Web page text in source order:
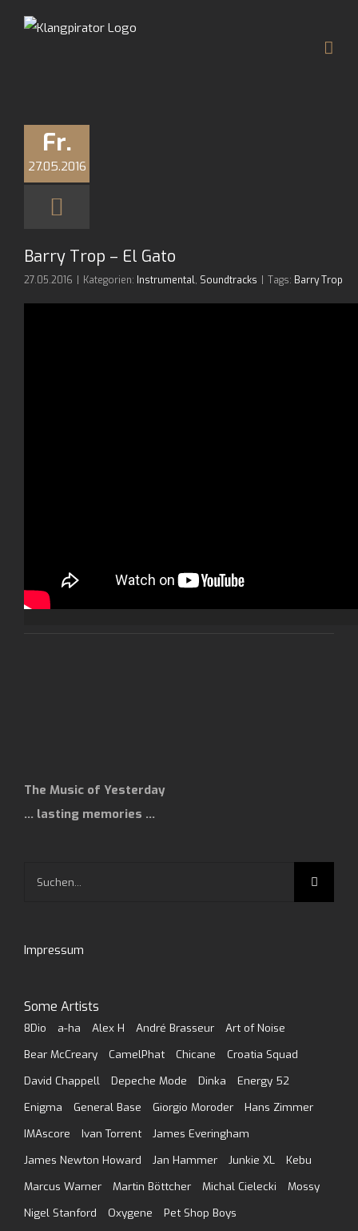
Fr.
27.05.2016
Barry Trop – El Gato
27.05.2016 Kategorien: Instrumental, Soundtracks Tags: Barry Trop
The Music of Yesterday
… lasting memories …
Impressum
Some Artists
8Dio a-ha Alex H André Brasseur
Art of Noise
Bear McCreary
CamelPhat Chicane
Croatia Squad
David Chappell
Depeche Mode Dinka
Energy 52
Enigma
General Base Giorgio Moroder
Hans Zimmer
IMAscore
Ivan Torrent
James Everingham
James Newton Howard
Jan Hammer Junkie XL
Kebu
Marcus Warner
Martin Böttcher Michal Cielecki
Mossy
Nigel Stanford
Oxygene
Pet Shop Boys